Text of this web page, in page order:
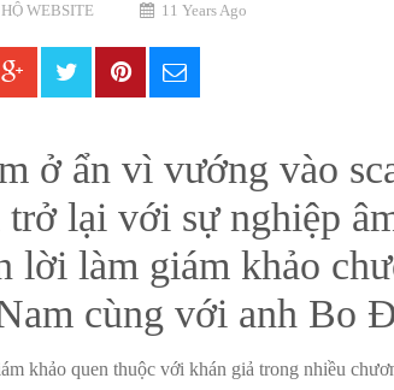
WEBSITE 11 Years Ago
ở ẩn vì vướng vào
lại với sự nghiệp
lời làm giám khảo
cùng với anh Bo
khảo quen thuộc với khán giả trong nhiều